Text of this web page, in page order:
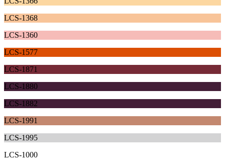
LCS-1368
LCS-1360
LCS-1577
LCS-1871
LCS-1880
LCS-1882
LCS-1991
LCS-1995
LCS-1000